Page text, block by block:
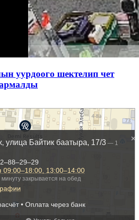
уурдоого шектелип чет